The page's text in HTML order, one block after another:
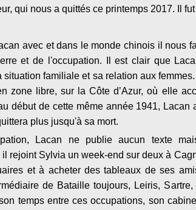
qui nous a quittés ce printemps 2017. Il
avec et dans le monde chinois il nous
et de l'occupation. Il est clair que
familiale et sa relation aux
zone libre, sur la Côte d’Azur, où elle
début de cette même année 1941, Lacan
plus jusqu'à sa mort.
Lacan ne publie aucun texte
rejoint Sylvia un week-end sur deux à
et à acheter des tableaux de ses
de Bataille toujours, Leiris,
temps entre ces occupations, son